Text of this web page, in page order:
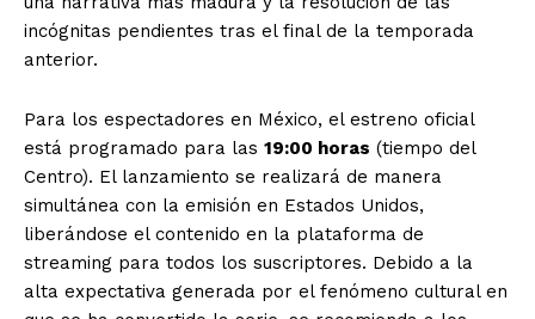
incógnitas pendientes tras el final de la temporada
anterior.
Para los espectadores en México, el estreno oficial
está programado para las 19:00 horas (tiempo del
Centro). El lanzamiento se realizará de manera
simultánea con la emisión en Estados Unidos,
liberándose el contenido en la plataforma de
streaming para todos los suscriptores. Debido a la
alta expectativa generada por el fenómeno cultural en